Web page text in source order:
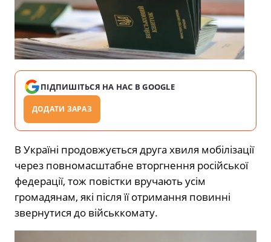
ПІДПИШІТЬСЯ НА НАС В GOOGLE
ДОДАТИ ЗАРАЗ
В Україні продовжується друга хвиля мобілізації
через повномасштабне вторгнення російської
федерації, тож повістки вручають усім
громадянам, які після її отримання повинні
звернутися до військкомату.